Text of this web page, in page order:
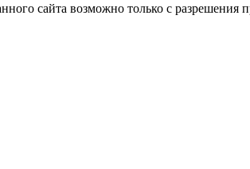
сайта возможно только с разрешения